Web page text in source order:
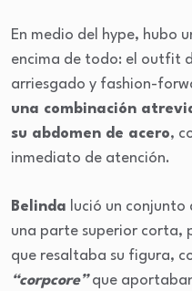
En medio del hype, hubo
encima de todo: el outfit
arriesgado y fashion-
una combinación
su abdomen de acero,
inmediato de atención.
Belinda lució un
una parte superior corta,
que resaltaba su figura,
“corpcore”que